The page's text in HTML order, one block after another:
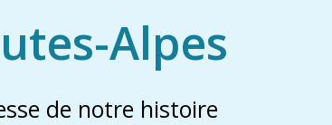
Alpes
de notre histoire